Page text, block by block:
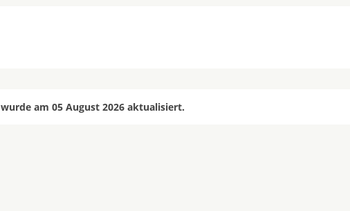
am 05 August 2026 aktualisiert.